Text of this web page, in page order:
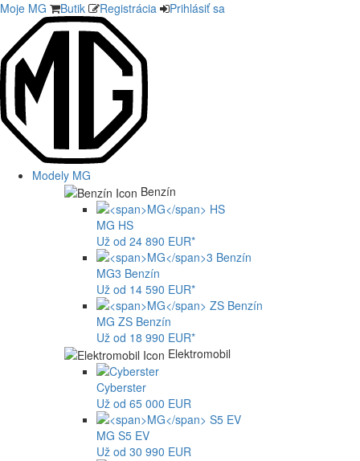
Moje MG Butik Registrácia Prihlásiť sa
Modely MG
Benzín
MG HS
Už od 24 890 EUR*
MG3 Benzín
Už od 14 590 EUR*
MG ZS Benzín
Už od 18 990 EUR*
Elektromobil
Cyberster
Už od 65 000 EUR
MG S5 EV
Už od 30 990 EUR